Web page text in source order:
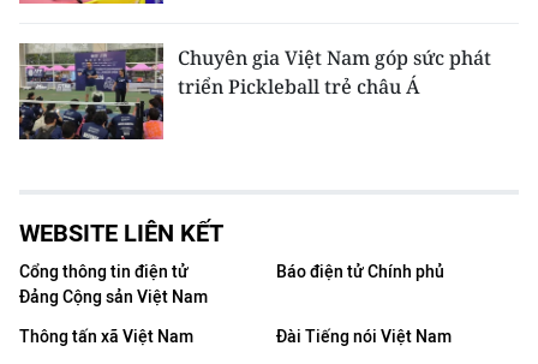
Chuyên gia Việt Nam góp sức phát
triển Pickleball trẻ châu Á
WEBSITE LIÊN KẾT
Cổng thông tin điện tử
Đảng Cộng sản Việt Nam
Báo điện tử Chính phủ
Thông tấn xã Việt Nam
Đài Tiếng nói Việt Nam